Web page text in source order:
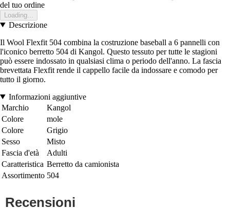
del tuo ordine
Loading...
Descrizione
Il Wool Flexfit 504 combina la costruzione baseball a 6 pannelli con
l'iconico berretto 504 di Kangol. Questo tessuto per tutte le stagioni
può essere indossato in qualsiasi clima o periodo dell'anno. La fascia
brevettata Flexfit rende il cappello facile da indossare e comodo per
tutto il giorno.
Informazioni aggiuntive
Marchio
Kangol
Colore
mole
Colore
Grigio
Sesso
Misto
Fascia d'età
Adulti
Caratteristica Berretto da camionista
Assortimento 504